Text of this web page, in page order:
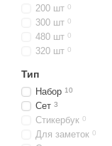
200 шт 0
300 шт 0
480 шт 0
320 шт 0
Тип
Набор 10
Сет 3
Стикербук 0
Для заметок 0